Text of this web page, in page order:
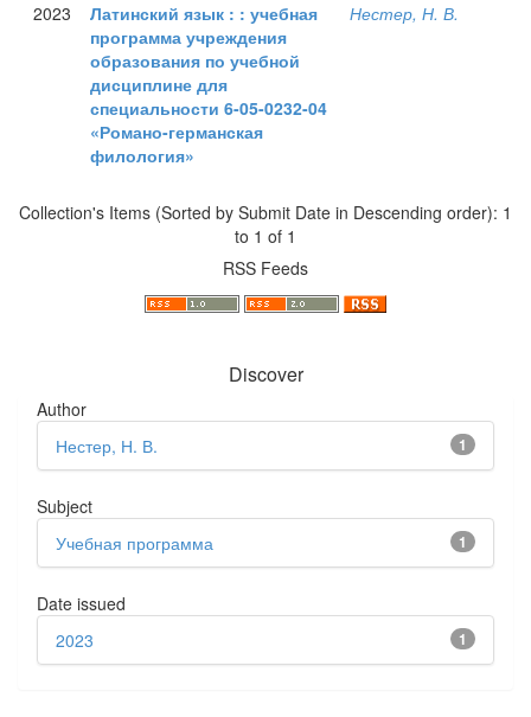
2023
Латинский язык : : учебная
программа учреждения
образования по учебной
дисциплине для
специальности 6-05-0232-04
«Романо-германская
филология»
Нестер, Н. В.
Collection's Items (Sorted by Submit Date in Descending order): 1
to 1 of 1
RSS Feeds
Discover
Author
1
Нестер, Н. В.
Subject
1
Учебная программа
Date issued
1
2023